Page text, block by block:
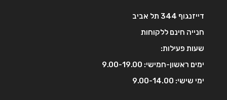
דייזנגוף 344 תל אביב
חנייה חינם ללקוחות
שעות פעילות:
ימים ראשון-חמישי: 9.00-19.00
ימי שישי: 9.00-14.00